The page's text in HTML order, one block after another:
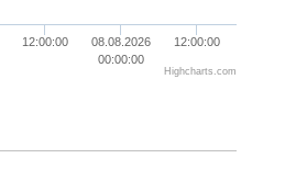
12:00:00
08.08.2026
00:00:00
12:00:00
Highcharts.com